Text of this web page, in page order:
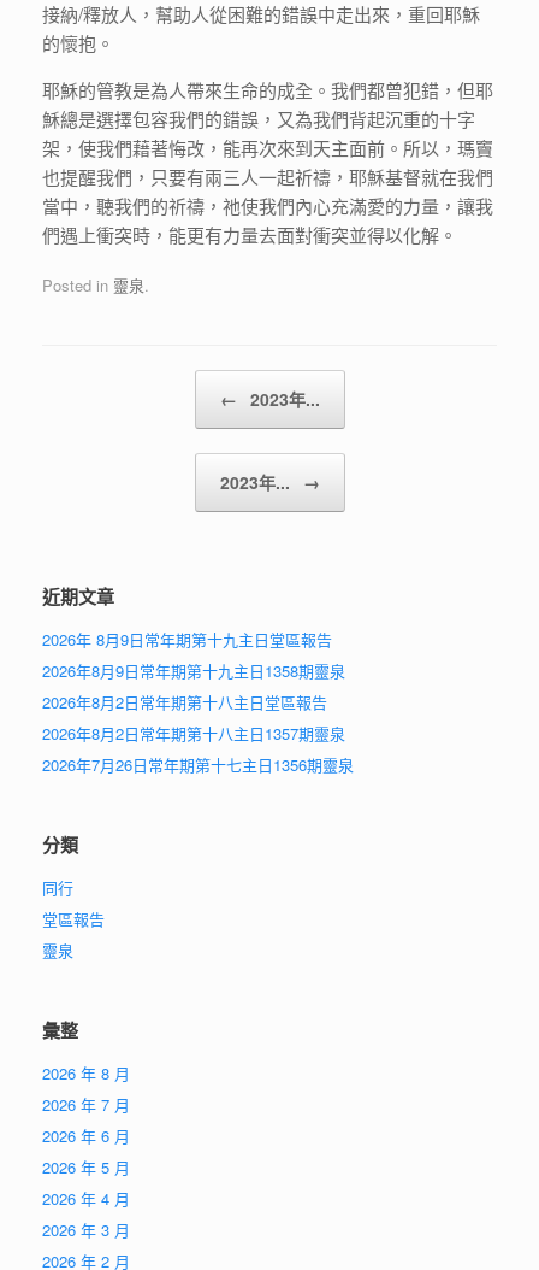
接納/釋放人，幫助人從困難的錯誤中走出來，重回耶穌
的懷抱。
耶穌的管教是為人帶來生命的成全。我們都曾犯錯，但耶
穌總是選擇包容我們的錯誤，又為我們背起沉重的十字
架，使我們藉著悔改，能再次來到天主面前。所以，瑪竇
也提醒我們，只要有兩三人一起祈禱，耶穌基督就在我們
當中，聽我們的祈禱，祂使我們內心充滿愛的力量，讓我
們遇上衝突時，能更有力量去面對衝突並得以化解。
Posted in 靈泉.
Post navigation
← 2023年...
2023年... →
近期文章
2026年 8月9日常年期第十九主日堂區報告
2026年8月9日常年期第十九主日1358期靈泉
2026年8月2日常年期第十八主日堂區報告
2026年8月2日常年期第十八主日1357期靈泉
2026年7月26日常年期第十七主日1356期靈泉
分類
同行
堂區報告
靈泉
彙整
2026 年 8 月
2026 年 7 月
2026 年 6 月
2026 年 5 月
2026 年 4 月
2026 年 3 月
2026 年 2 月